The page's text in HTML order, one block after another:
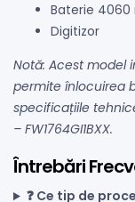
Baterie
Digitizor
Notă: Acest model
permite înlocuirea
specificațiile
– FW1764GI1BXX.
Întrebări
❓ Ce tip de